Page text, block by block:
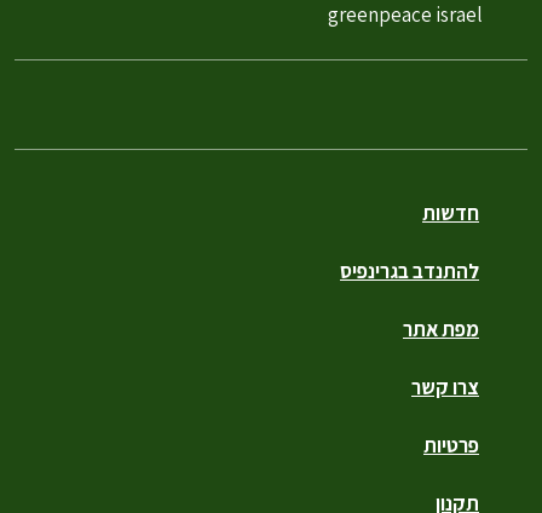
חדשות
להתנדב בגרינפיס
מפת אתר
צרו קשר
פרטיות
תקנון